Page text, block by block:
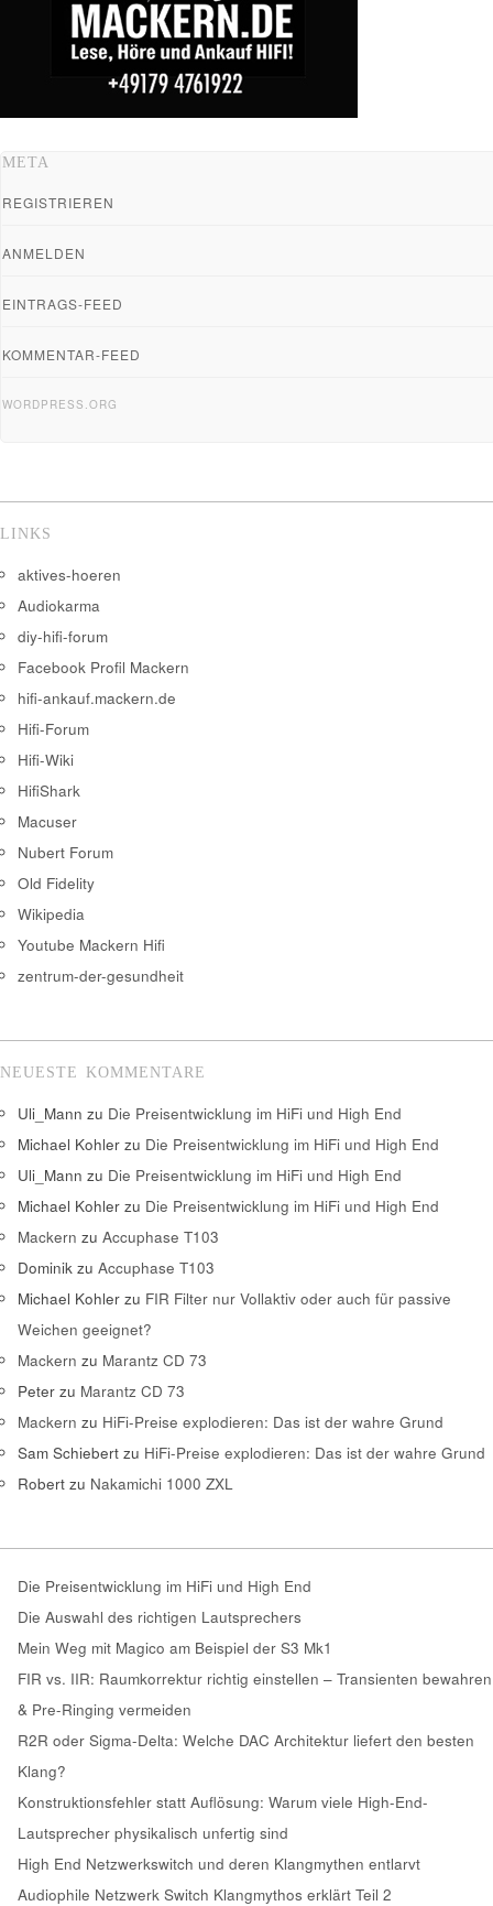
META
REGISTRIEREN
ANMELDEN
EINTRAGS-FEED
KOMMENTAR-FEED
WORDPRESS.ORG
LINKS
aktives-hoeren
Audiokarma
diy-hifi-forum
Facebook Profil Mackern
hifi-ankauf.mackern.de
Hifi-Forum
Hifi-Wiki
HifiShark
Macuser
Nubert Forum
Old Fidelity
Wikipedia
Youtube Mackern Hifi
zentrum-der-gesundheit
NEUESTE KOMMENTARE
Uli_Mann zu Die Preisentwicklung im HiFi und High End
Michael Kohler zu Die Preisentwicklung im HiFi und High End
Uli_Mann zu Die Preisentwicklung im HiFi und High End
Michael Kohler zu Die Preisentwicklung im HiFi und High End
Mackern zu Accuphase T103
Dominik zu Accuphase T103
Michael Kohler zu FIR Filter nur Vollaktiv oder auch für passive
Weichen geeignet?
Mackern zu Marantz CD 73
Peter zu Marantz CD 73
Mackern zu HiFi-Preise explodieren: Das ist der wahre Grund
Sam Schiebert zu HiFi-Preise explodieren: Das ist der wahre Grund
Robert zu Nakamichi 1000 ZXL
Die Preisentwicklung im HiFi und High End
Die Auswahl des richtigen Lautsprechers
Mein Weg mit Magico am Beispiel der S3 Mk1
FIR vs. IIR: Raumkorrektur richtig einstellen – Transienten bewahren
& Pre-Ringing vermeiden
R2R oder Sigma-Delta: Welche DAC Architektur liefert den besten
Klang?
Konstruktionsfehler statt Auflösung: Warum viele High-End-
Lautsprecher physikalisch unfertig sind
High End Netzwerkswitch und deren Klangmythen entlarvt
Audiophile Netzwerk Switch Klangmythos erklärt Teil 2